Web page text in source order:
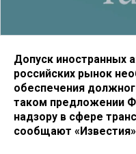
Допуск иностранных
российских рынок
обеспечения
таком предложении
надзору в сфере
сообщают